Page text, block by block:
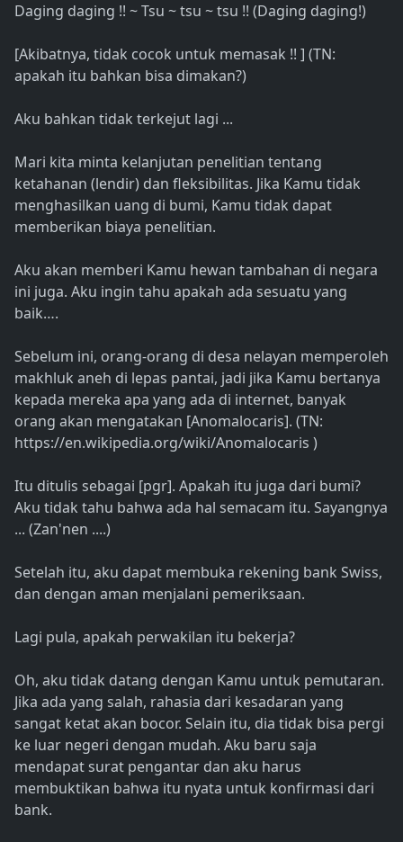
Daging daging !! ~ Tsu ~ tsu ~ tsu !! (Daging daging!)
[Akibatnya, tidak cocok untuk memasak !! ] (TN:
apakah itu bahkan bisa dimakan?)
Aku bahkan tidak terkejut lagi ...
Mari kita minta kelanjutan penelitian tentang
ketahanan (lendir) dan fleksibilitas. Jika Kamu tidak
menghasilkan uang di bumi, Kamu tidak dapat
memberikan biaya penelitian.
Aku akan memberi Kamu hewan tambahan di negara
ini juga. Aku ingin tahu apakah ada sesuatu yang
baik….
Sebelum ini, orang-orang di desa nelayan memperoleh
makhluk aneh di lepas pantai, jadi jika Kamu bertanya
kepada mereka apa yang ada di internet, banyak
orang akan mengatakan [Anomalocaris]. (TN:
https://en.wikipedia.org/wiki/Anomalocaris )
Itu ditulis sebagai [pgr]. Apakah itu juga dari bumi?
Aku tidak tahu bahwa ada hal semacam itu. Sayangnya
... (Zan'nen ....)
Setelah itu, aku dapat membuka rekening bank Swiss,
dan dengan aman menjalani pemeriksaan.
Lagi pula, apakah perwakilan itu bekerja?
Oh, aku tidak datang dengan Kamu untuk pemutaran.
Jika ada yang salah, rahasia dari kesadaran yang
sangat ketat akan bocor. Selain itu, dia tidak bisa pergi
ke luar negeri dengan mudah. Aku baru saja
mendapat surat pengantar dan aku harus
membuktikan bahwa itu nyata untuk konfirmasi dari
bank.